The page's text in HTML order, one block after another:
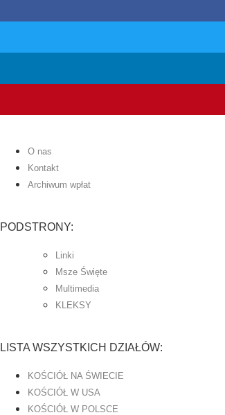
O nas
Kontakt
Archiwum wpłat
PODSTRONY:
Linki
Msze Święte
Multimedia
KLEKSY
LISTA WSZYSTKICH DZIAŁÓW:
KOŚCIÓŁ NA ŚWIECIE
KOŚCIÓŁ W USA
KOŚCIÓŁ W POLSCE